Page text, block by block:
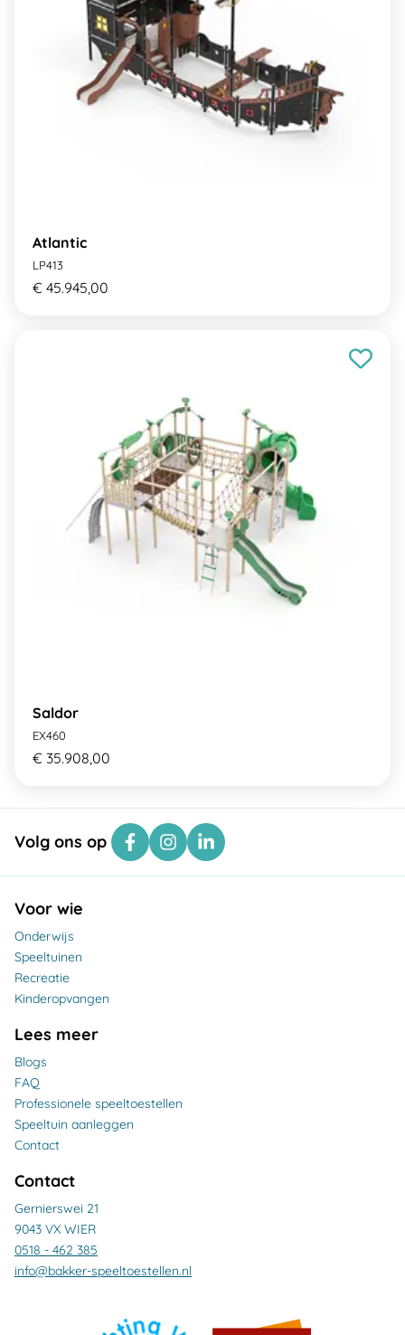
Atlantic
LP413
€ 45.945,00
Saldor
EX460
€ 35.908,00
Volg ons op
Voor wie
Onderwijs
Speeltuinen
Recreatie
Kinderopvangen
Lees meer
Blogs
FAQ
Professionele speeltoestellen
Speeltuin aanleggen
Contact
Contact
Gernierswei 21
9043 VX WIER
0518 - 462 385
info@bakker-speeltoestellen.nl